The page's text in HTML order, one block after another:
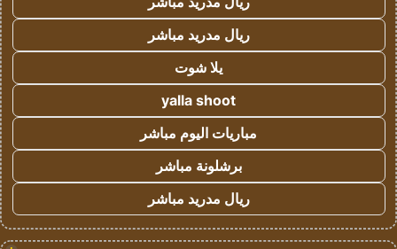
ريال مدريد مباشر
يلا شوت
yalla shoot
مباريات اليوم مباشر
برشلونة مباشر
ريال مدريد مباشر